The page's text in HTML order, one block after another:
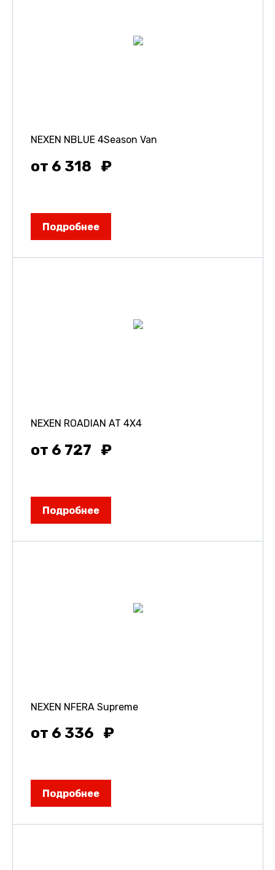
NEXEN NBLUE 4Season Van
от 6 318
Подробнее
NEXEN ROADIAN AT 4X4
от 6 727
Подробнее
NEXEN NFERA Supreme
от 6 336
Подробнее